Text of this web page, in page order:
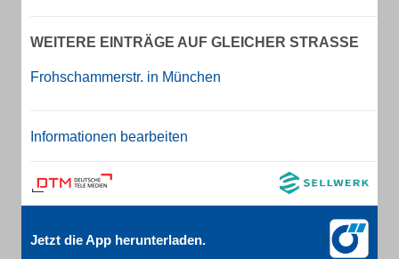
WEITERE EINTRÄGE AUF GLEICHER STRASSE
Frohschammerstr. in München
Informationen bearbeiten
Jetzt die App herunterladen.